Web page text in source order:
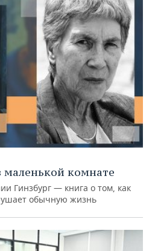
маленькой комнате
Гинзбург — книга о том, как
обычную жизнь